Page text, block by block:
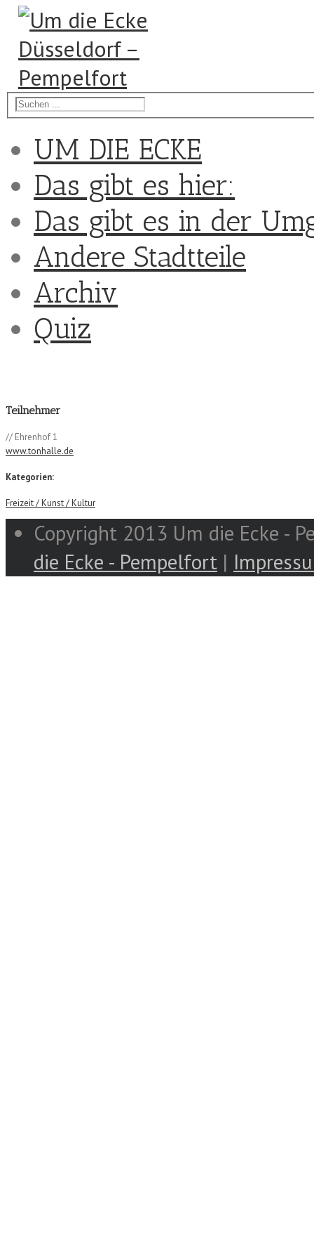
UM DIE ECKE
Das gibt es hier:
Das gibt es in der
Andere Stadtteile
Archiv
Quiz
Teilnehmer
// Ehrenhof 1
www.tonhalle.de
Kategorien:
Freizeit / Kunst / Kultur
Copyright 2013 Um die Ecke -
die Ecke - Pempelfort |